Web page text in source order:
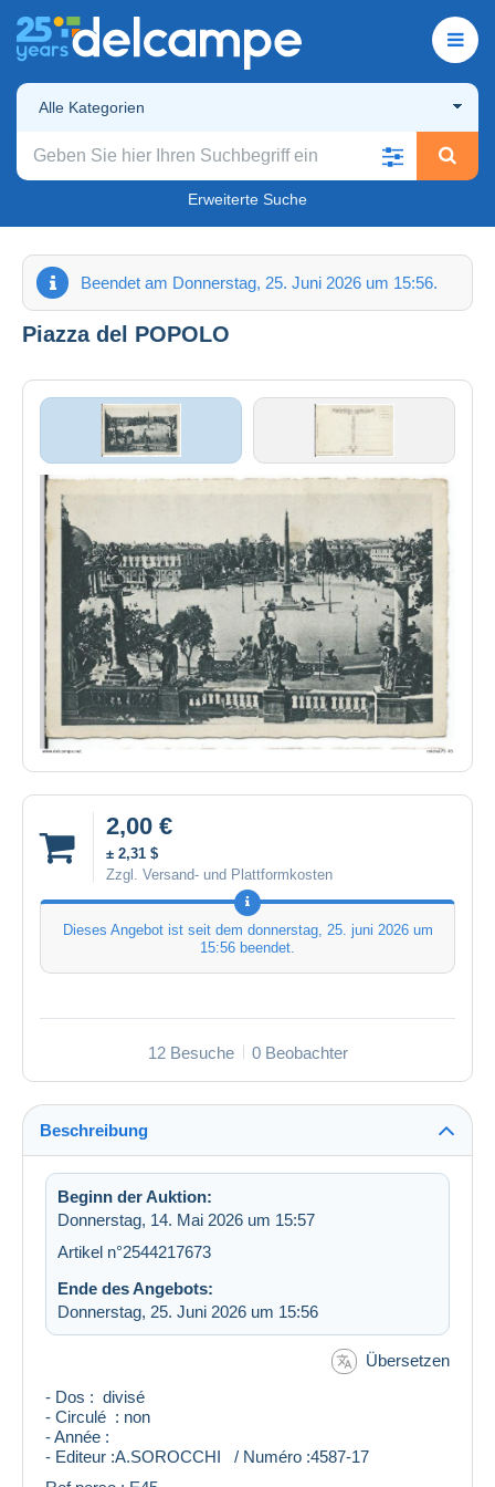
Alle Kategorien
Erweiterte Suche
Beendet am Donnerstag, 25. Juni 2026 um 15:56.
Piazza del POPOLO
2,00 €
± 2,31 $
Zzgl. Versand- und Plattformkosten
Dieses Angebot ist seit dem donnerstag, 25. juni 2026 um
15:56 beendet.
12 Besuche 0 Beobachter
Beschreibung
Beginn der Auktion:
Donnerstag, 14. Mai 2026 um 15:57
Artikel n°2544217673
Ende des Angebots:
Donnerstag, 25. Juni 2026 um 15:56
Übersetzen
- Dos : divisé
- Circulé : non
- Année :
- Editeur :A.SOROCCHI / Numéro :4587-17